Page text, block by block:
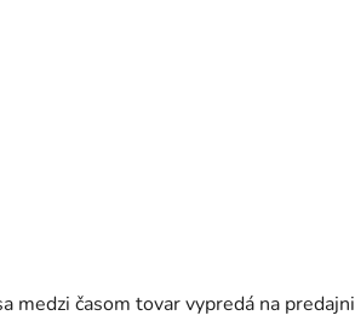
medzi časom tovar vypredá na predajni